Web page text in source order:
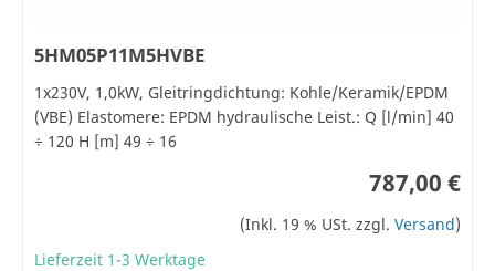
5HM05P11M5HVBE
1x230V, 1,0kW, Gleitringdichtung: Kohle/Keramik/EPDM
(VBE) Elastomere: EPDM hydraulische Leist.: Q [l/min] 40
÷ 120 H [m] 49 ÷ 16
787,00 €
(Inkl. 19 % USt. zzgl. Versand)
Lieferzeit 1-3 Werktage